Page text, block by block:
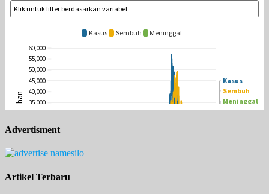
Advertisment
Artikel Terbaru